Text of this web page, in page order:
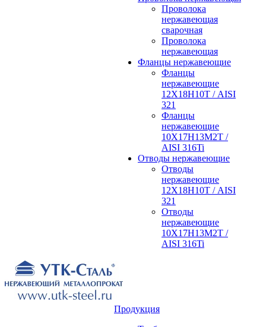
Проволока
нержавеющая
сварочная
Проволока
нержавеющая
Фланцы нержавеющие
Фланцы
нержавеющие
12Х18Н10Т / AISI
321
Фланцы
нержавеющие
10Х17Н13М2Т /
AISI 316Ti
Отводы нержавеющие
Отводы
нержавеющие
12Х18Н10Т / AISI
321
Отводы
нержавеющие
10Х17Н13М2Т /
AISI 316Ti
Продукция